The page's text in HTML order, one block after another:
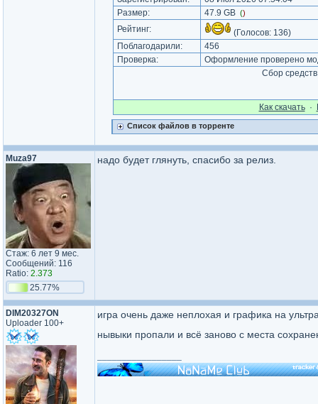
Размер:
47.9 GB ()
Рейтинг: (Голосов: 136)
Поблагодарили:
456
Проверка:
Оформление проверено
Сбор
Как cкачать·
Список файлов в торренте
Muza97
Стаж: 6 лет 9 мес.
Сообщений: 116
Ratio: 2.373
25.77%
надо будет глянуть, спасибо за релиз.
DIM20327ON
Uploader 100+
игра очень даже неплохая и графика на
нывыки пропали и всё заново с места